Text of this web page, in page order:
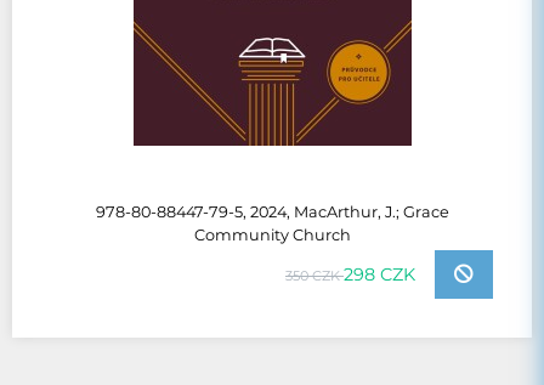
978-80-88447-79-5, 2024, MacArthur, J.; Grace
Community Church
350 CZK298 CZK